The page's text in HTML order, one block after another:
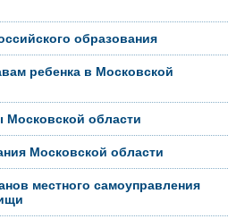
образования
ребенка в Московской
Московской области
Московской области
местного самоуправления